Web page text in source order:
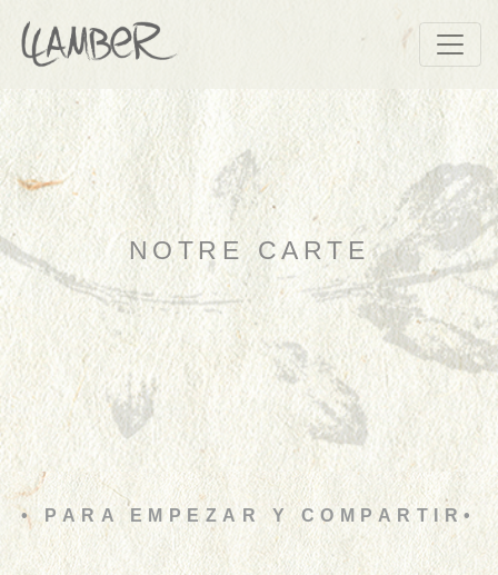
NOTRE CARTE
• PARA EMPEZAR Y COMPARTIR•